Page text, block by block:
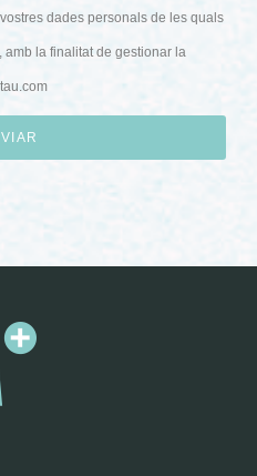
dades personals de les quals
la finalitat de gestionar la